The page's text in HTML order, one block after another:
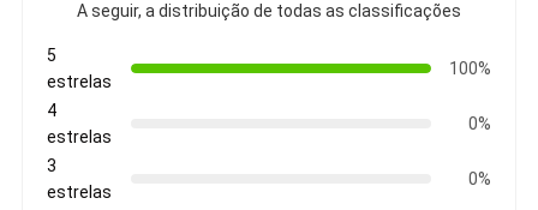
A seguir, a distribuição de todas as classificações
5
estrelas
100%
4
estrelas
0%
3
estrelas
0%